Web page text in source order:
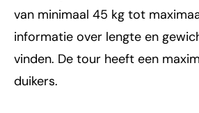
van minimaal 45 kg tot
informatie over lengte en
vinden. De tour heeft een
duikers.